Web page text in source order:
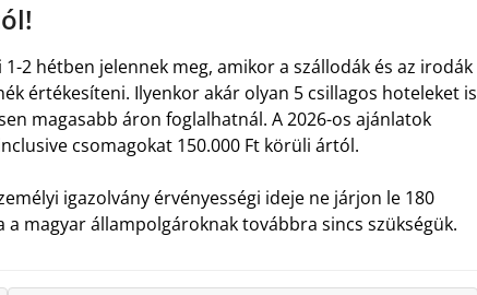
2 hétben jelennek meg, amikor a szállodák és az irodák
értékesíteni. Ilyenkor akár olyan 5 csillagos hoteleket is
magasabb áron foglalhatnál. A 2026-os ajánlatok
csomagokat 150.000 Ft körüli ártól.
igazolvány érvényességi ideje ne járjon le 180
magyar állampolgároknak továbbra sincs szükségük.